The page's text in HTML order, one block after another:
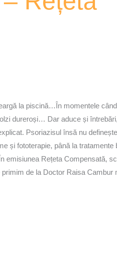
la piscină…În momentele
dureroși… Dar aduce și
Psoriazisul însă nu
și fototerapie, până la tratamente
emisiunea Rețeta Compensată,
de la Doctor Raisa Cambur